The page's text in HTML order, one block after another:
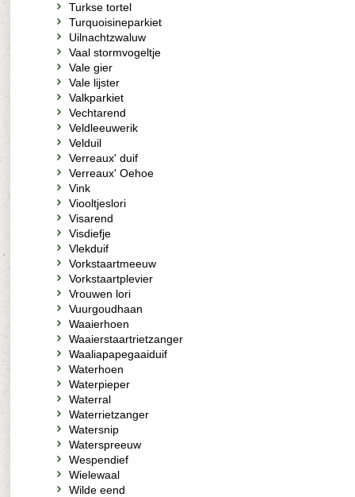
Turkse tortel
Turquoisineparkiet
Uilnachtzwaluw
Vaal stormvogeltje
Vale gier
Vale lijster
Valkparkiet
Vechtarend
Veldleeuwerik
Velduil
Verreaux' duif
Verreaux' Oehoe
Vink
Viooltjeslori
Visarend
Visdiefje
Vlekduif
Vorkstaartmeeuw
Vorkstaartplevier
Vrouwen lori
Vuurgoudhaan
Waaierhoen
Waaierstaartrietzanger
Waaliapapegaaiduif
Waterhoen
Waterpieper
Waterral
Waterrietzanger
Watersnip
Waterspreeuw
Wespendief
Wielewaal
Wilde eend